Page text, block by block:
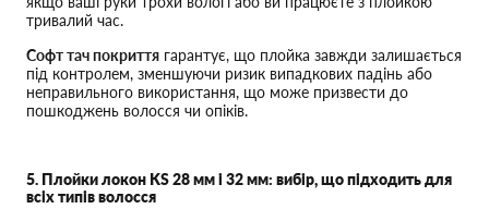
тривалий час.
Софт тач покриття гарантує, що плойка завжди залишається
під контролем, зменшуючи ризик випадкових падінь або
неправильного використання, що може призвести до
пошкоджень волосся чи опіків.
5. Плойки локон KS 28 мм і 32 мм: вибір, що підходить для
всіх типів волосся